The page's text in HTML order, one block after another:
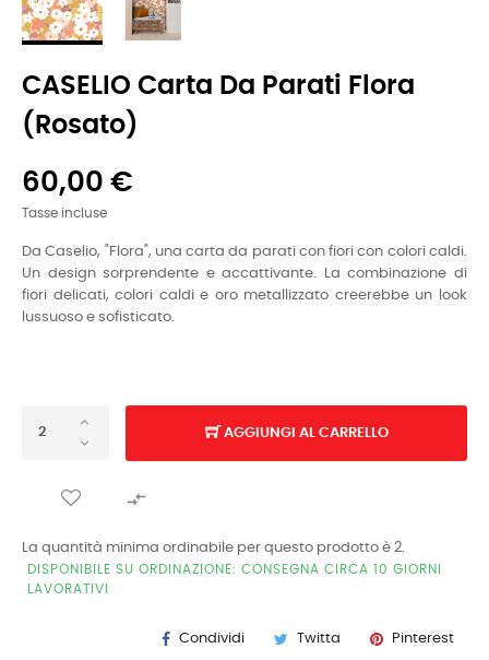
CASELIO Carta Da Parati Flora
(rosato)
60,00 €
Tasse incluse
Da Caselio, "Flora", una carta da parati con fiori con colori caldi.
Un design sorprendente e accattivante. La combinazione di
fiori delicati, colori caldi e oro metallizzato creerebbe un look
lussuoso e sofisticato.
AGGIUNGI AL CARRELLO

La quantità minima ordinabile per questo prodotto è 2.
DISPONIBILE SU ORDINAZIONE: CONSEGNA CIRCA 10 GIORNI
LAVORATIVI
Condividi Twitta Pinterest